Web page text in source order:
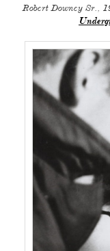
Robert Downey Sr.,